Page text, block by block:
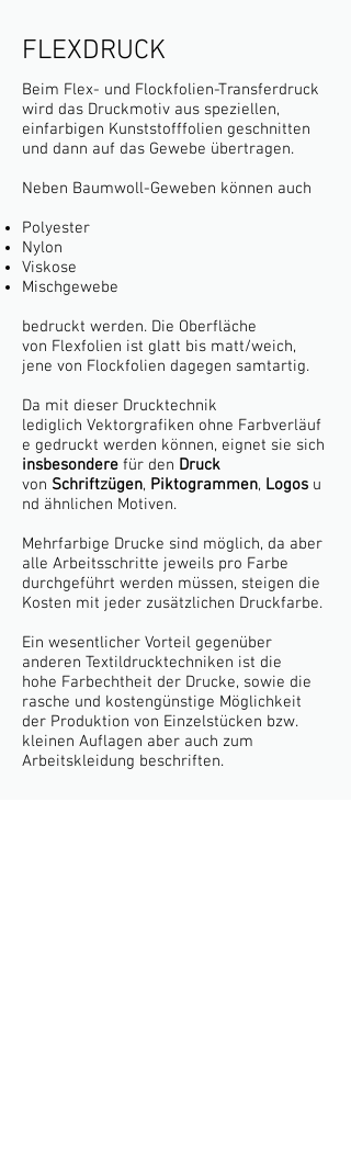
FLEXDRUCK
Beim Flex- und Flockfolien-Transferdruck
wird das Druckmotiv aus speziellen,
einfarbigen Kunststofffolien geschnitten
und dann auf das Gewebe übertragen.
Neben Baumwoll-Geweben können auch
Polyester
Nylon
Viskose
Mischgewebe
bedruckt werden. Die Oberfläche
von Flexfolien ist glatt bis matt/weich,
jene von Flockfolien dagegen samtartig.
Da mit dieser Drucktechnik
lediglich Vektorgrafiken ohne Farbverläuf
e gedruckt werden können, eignet sie sich
insbesondere für den Druck
von Schriftzügen, Piktogrammen, Logos u
nd ähnlichen Motiven.
Mehrfarbige Drucke sind möglich, da aber
alle Arbeitsschritte jeweils pro Farbe
durchgeführt werden müssen, steigen die
Kosten mit jeder zusätzlichen Druckfarbe.
Ein wesentlicher Vorteil gegenüber
anderen Textildrucktechniken ist die
hohe Farbechtheit der Drucke, sowie die
rasche und kostengünstige Möglichkeit
der Produktion von Einzelstücken bzw.
kleinen Auflagen aber auch zum
Arbeitskleidung beschriften.